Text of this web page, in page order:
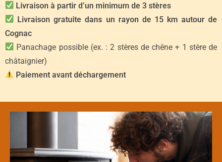
Livraison à partir d’un minimum de 3 stères
Livraison gratuite dans un rayon de 15 km autour de
Cognac
Panachage possible (ex. : 2 stères de chêne + 1 stère de
châtaignier)
Paiement avant déchargement